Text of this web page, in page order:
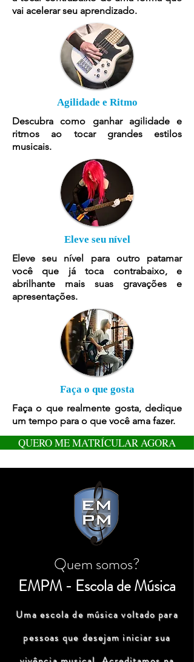
vai acelerar seu aprendizado.
Agilidade e Ritmo
Descubra como ganhar agilidade e
ritmos ao tocar grandes estilos
musicais.
Eleve seu nível
Eleve seu nível para outro patamar
você que já toca contrabaixo, e
abrilhante mais suas gravações e
apresentações.
Faça o que gosta
Faça o que realmente gosta, dedique
um tempo para o que você ama fazer.
QUERO ME MATRÍCULAR AGORA
Quem somos?
EMPM - Escola de Música
Uma escola de música voltado para
pessoas que desejam iniciar sua